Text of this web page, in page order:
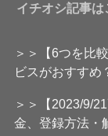
イチオシ記事は
＞＞【6つを比
ビスがおすすめ
＞＞【2023/9/
金、登録方法・